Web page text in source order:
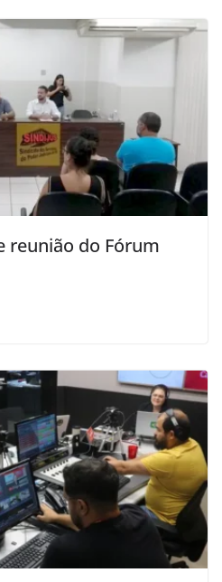
reunião do Fórum